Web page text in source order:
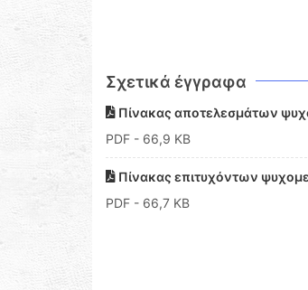
Σχετικά έγγραφα
Πίνακας αποτελεσμάτων
PDF - 66,9 KB
Πίνακας επιτυχόντων
PDF - 66,7 KB